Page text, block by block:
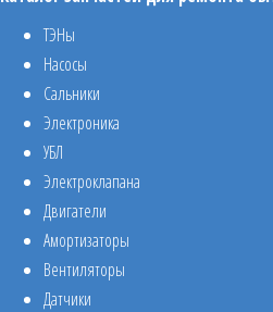
ТЭНы
Насосы
Сальники
Электроника
УБЛ
Электроклапана
Двигатели
Амортизаторы
Вентиляторы
Датчики